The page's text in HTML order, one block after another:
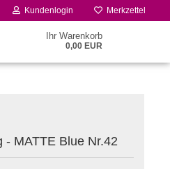
Kundenlogin Merkzettel
Ihr Warenkorb
0,00 EUR
- MATTE Blue Nr.42